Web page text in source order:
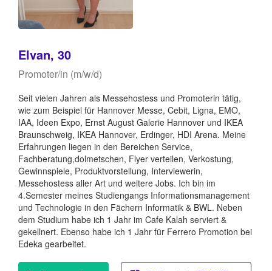
Elvan, 30
Promoter/in (m/w/d)
Seit vielen Jahren als Messehostess und Promoterin tätig,
wie zum Beispiel für Hannover Messe, Cebit, Ligna, EMO,
IAA, Ideen Expo, Ernst August Galerie Hannover und IKEA
Braunschweig, IKEA Hannover, Erdinger, HDI Arena. Meine
Erfahrungen liegen in den Bereichen Service,
Fachberatung,dolmetschen, Flyer verteilen, Verkostung,
Gewinnspiele, Produktvorstellung, Interviewerin,
Messehostess aller Art und weitere Jobs. Ich bin im
4.Semester meines Studiengangs Informationsmanagement
und Technologie in den Fächern Informatik & BWL. Neben
dem Studium habe ich 1 Jahr im Cafe Kalah serviert &
gekellnert. Ebenso habe ich 1 Jahr für Ferrero Promotion bei
Edeka gearbeitet.